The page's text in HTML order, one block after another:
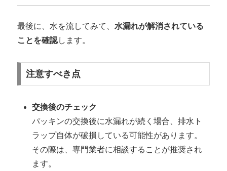
最後に、水を流してみて、 水漏れが解消されている
ことを確認します。
注意すべき点
交換後のチェック
パッキンの交換後に水漏れが続く場合、排水ト
ラップ自体が破損している可能性があります。
その際は、専門業者に相談することが推奨され
ます。